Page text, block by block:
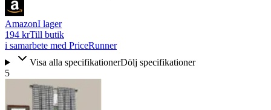
AmazonI lager
194 krTill butik
i samarbete med PriceRunner
Visa alla specifikationerDölj specifikationer
5